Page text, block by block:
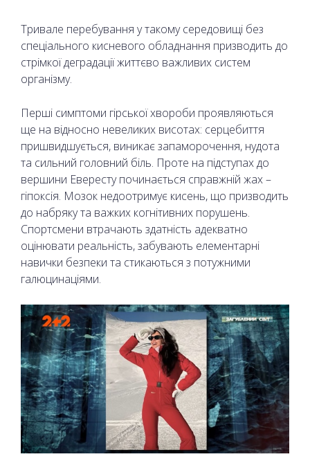
Тривале перебування у такому середовищі без
спеціального кисневого обладнання призводить до
стрімкої деградації життєво важливих систем
організму.
Перші симптоми гірської хвороби проявляються
ще на відносно невеликих висотах: серцебиття
пришвидшується, виникає запаморочення, нудота
та сильний головний біль. Проте на підступах до
вершини Евересту починається справжній жах –
гіпоксія. Мозок недоотримує кисень, що призводить
до набряку та важких когнітивних порушень.
Спортсмени втрачають здатність адекватно
оцінювати реальність, забувають елементарні
навички безпеки та стикаються з потужними
галюцинаціями.